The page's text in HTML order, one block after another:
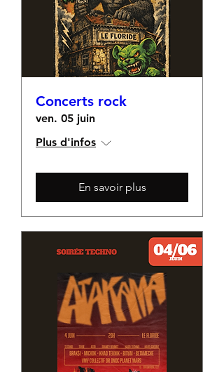
Concerts rock
ven. 05 juin
Plus d'infos
En savoir plus